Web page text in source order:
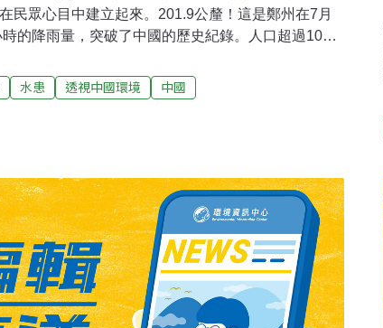
民眾心目中建立起來。201.9公釐！這是鄭州在7月
的降雨量，突破了中國的歷史紀錄。人口超過1000
，幾乎下了往常一年的降雨量。暴雨也襲擊了河南省
方公布的資料，由此引發的洪澇災害導致了河南省
水患 透視中國環境 中國